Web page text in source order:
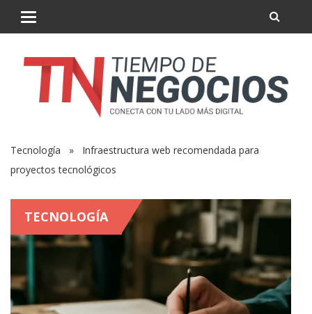
Tecnología » Infraestructura web recomendada para
proyectos tecnológicos
TECNOLOGÍA